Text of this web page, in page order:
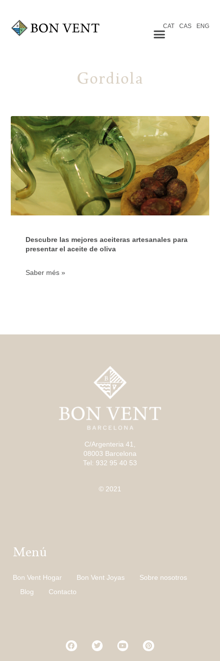
CAT CAS ENG
Gordiola
Descubre las mejores aceiteras artesanales para
presentar el aceite de oliva
Saber més »
C/Argenteria 41,
08003 Barcelona
Tel: 932 95 40 53
© 2021
Menú
Bon Vent Hogar Bon Vent Joyas
Sobre nosotros
Blog
Contacto